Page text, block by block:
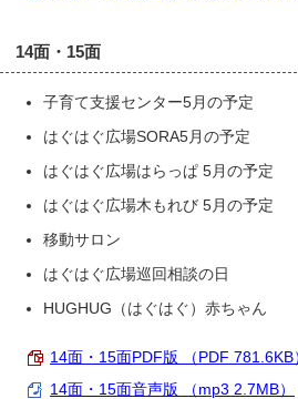
14面・15面
子育て支援センター5月の予定
はぐはぐ広場SORA5月の予定
はぐはぐ広場はらっぱ 5月の予定
はぐはぐ広場木もれび 5月の予定
移動サロン
はぐはぐ広場巡回相談の日
HUGHUG（はぐはぐ）赤ちゃん
14面・15面PDF版 （PDF 781.6KB
14面・15面音声版 （mp3 2.7MB）